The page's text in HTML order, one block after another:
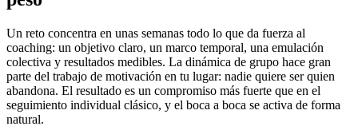
Un reto concentra en unas semanas todo lo que da fuerza al
coaching: un objetivo claro, un marco temporal, una emulación
colectiva y resultados medibles. La dinámica de grupo hace gran
parte del trabajo de motivación en tu lugar: nadie quiere ser quien
abandona. El resultado es un compromiso más fuerte que en el
seguimiento individual clásico, y el boca a boca se activa de forma
natural.